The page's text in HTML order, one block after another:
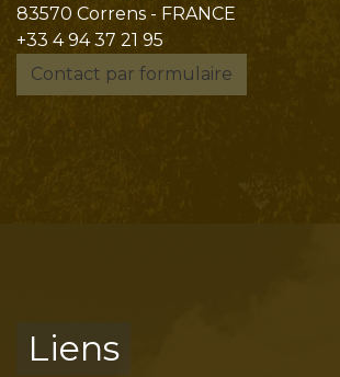
83570 Correns - FRANCE
+33 4 94 37 21 95
Contact par formulaire
Liens